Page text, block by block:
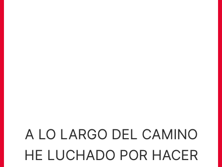
A LO LARGO DEL CAMINO
HE LUCHADO POR HACER